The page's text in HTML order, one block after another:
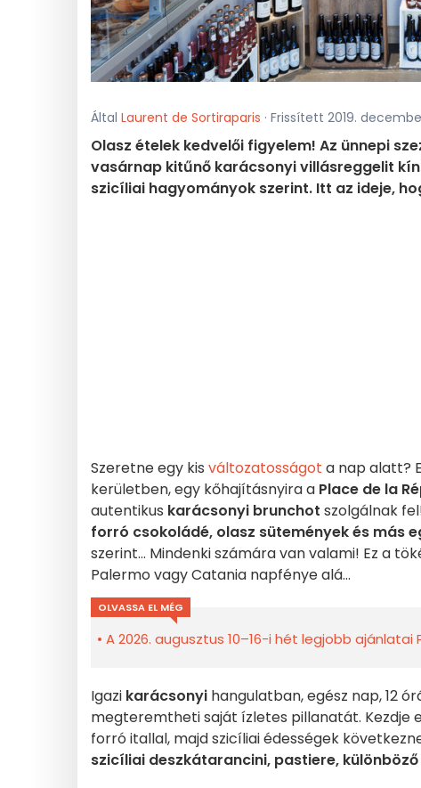
Által Laurent de Sortiraparis · Frissített 2019.
Olasz ételek kedvelői figyelem! Az ünnepi
vasárnap kitűnő karácsonyi villásreggelit
szicíliai hagyományok szerint. Itt az ideje,
Szeretne egy kis változatosságot a nap alatt?
kerületben, egy kőhajításnyira a Place de la
autentikus karácsonyi brunchot szolgálnak
forró csokoládé, olasz sütemények és más
szerint... Mindenki számára van valami! Ez a
Palermo vagy Catania napfénye alá...
OLVASSA EL MÉG
A 2026. augusztus 10–16-i hét legjobb
Igazi karácsonyi hangulatban, egész nap, 12
megteremtheti saját ízletes pillanatát. Kezdje
forró itallal, majd szicíliai édességek
szicíliai deszkátarancini, pastiere,